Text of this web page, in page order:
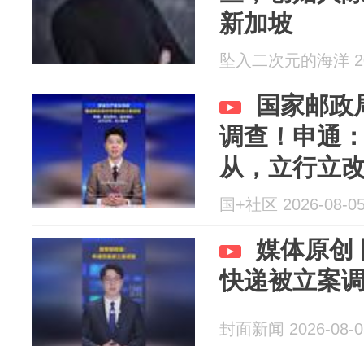
新加坡
坠入二次元的海洋
国家邮政
调查！申通
从，立行立
国+社区 2026-08-
媒体原创
快递被立案
封面新闻 2026-08-